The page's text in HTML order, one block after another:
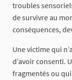
troubles
de survivre au
conséquences,
Une victime qui
d’avoir consenti.
fragmentés ou